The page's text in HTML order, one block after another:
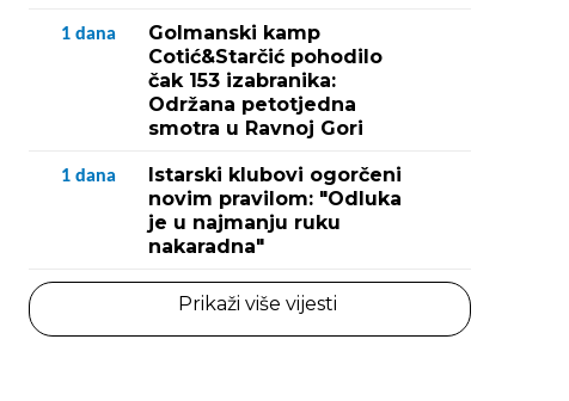
1 dana
Golmanski kamp
Cotić&Starčić pohodilo
čak 153 izabranika:
Održana petotjedna
smotra u Ravnoj Gori
1 dana
Istarski klubovi ogorčeni
novim pravilom: "Odluka
je u najmanju ruku
nakaradna"
Prikaži više vijesti